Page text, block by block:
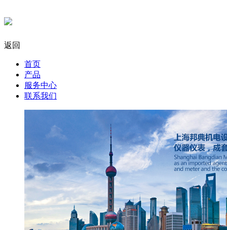
返回
首页
产品
服务中心
联系我们